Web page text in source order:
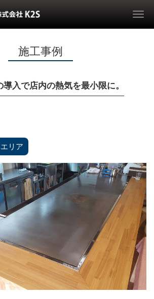
施工事例
入で店内の熱気を最小限に。
リア